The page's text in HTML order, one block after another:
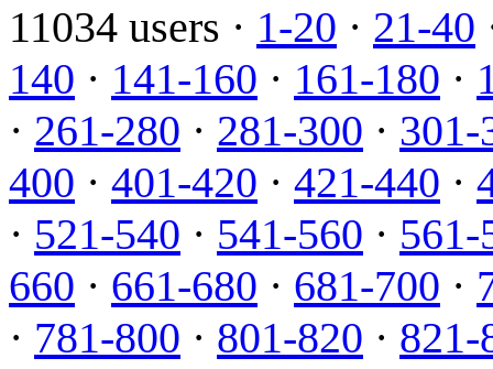
11034 users · 1-20 · 21-40
140 · 141-160 · 161-180 ·
· 261-280 · 281-300 · 301-
400 · 401-420 · 421-440 ·
· 521-540 · 541-560 · 561-
660 · 661-680 · 681-700 ·
· 781-800 · 801-820 · 821-